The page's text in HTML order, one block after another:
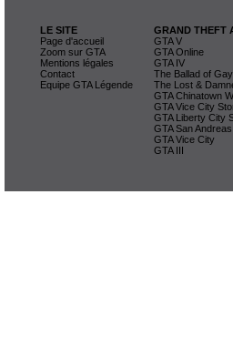
LE SITE
Page d'accueil
Zoom sur GTA
Mentions légales
Contact
Equipe GTA Légende
GRAND THEFT
GTA V
GTA Online
GTA IV
The Ballad of
The Lost &
GTA Chinatown
GTA Vice City
GTA Liberty City
GTA San Andreas
GTA Vice City
GTA III